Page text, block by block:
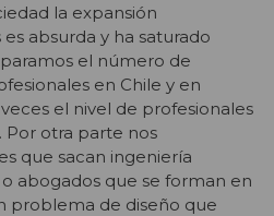
la expansión
absurda y ha saturado
el número de
en Chile y en
el nivel de profesionales
Por otra parte nos
que sacan ingeniería
abogados que se forman en
problema de diseño que